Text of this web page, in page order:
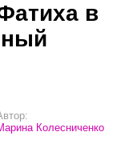
в
Колесниченко